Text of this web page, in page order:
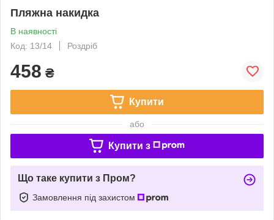
Пляжна накидка
В наявності
Код: 13/14
Роздріб
458 ₴
Купити
або
Купити з
Що таке купити з Пром?
Замовлення під захистом